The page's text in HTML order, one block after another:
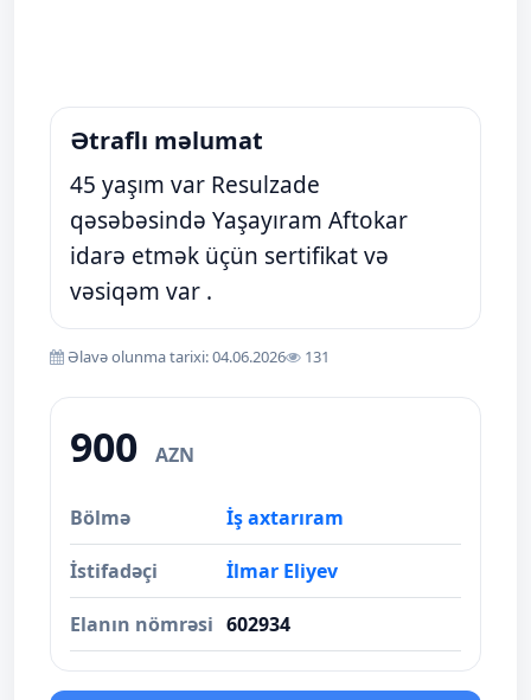
Ətraflı məlumat
45 yaşım var Resulzade
qəsəbəsində Yaşayıram Aftokar
idarə etmək üçün sertifikat və
vəsiqəm var .
Əlavə olunma tarixi: 04.06.2026 131
900 AZN
Bölmə İş axtarıram
İstifadəçi İlmar Eliyev
Elanın nömrəsi 602934